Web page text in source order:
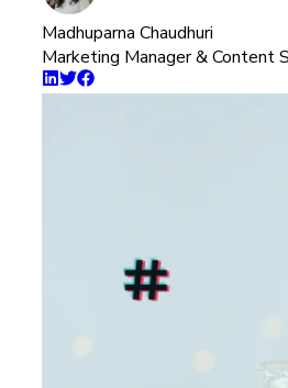
Madhuparna Chaudhuri
Marketing Manager & Content